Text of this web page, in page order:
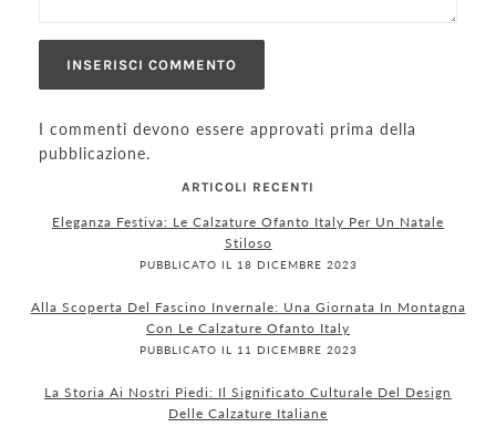
I commenti devono essere approvati prima della
pubblicazione.
ARTICOLI RECENTI
Eleganza Festiva: Le Calzature Ofanto Italy Per Un Natale
Stiloso
PUBBLICATO IL 18 DICEMBRE 2023
Alla Scoperta Del Fascino Invernale: Una Giornata In Montagna
Con Le Calzature Ofanto Italy
PUBBLICATO IL 11 DICEMBRE 2023
La Storia Ai Nostri Piedi: Il Significato Culturale Del Design
Delle Calzature Italiane